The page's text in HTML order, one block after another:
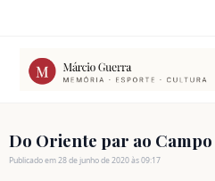
conteúdo
Do Oriente par ao Campo
Publicado em 28 de junho de 2020 às 09:17